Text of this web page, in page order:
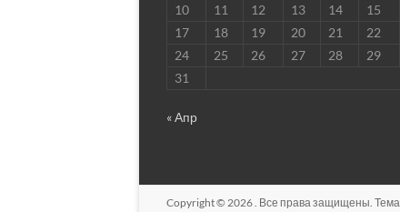
10
11 12 13 14 15
17
18 19 20 21 22
24
25 26 27 28 29
31
« Апр
Copyright © 2026 . Все права защищены. Тема